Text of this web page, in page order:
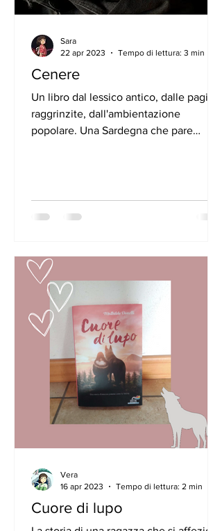
Cenere
Un libro dal lessico antico, dalle pagine
raggrinzite, dall'ambientazione
popolare. Una Sardegna che pare
Sara
22 apr 2023
Tempo di lettura: 3 min
Cuore di lupo
Vera
16 apr 2023
Tempo di lettura: 2 min